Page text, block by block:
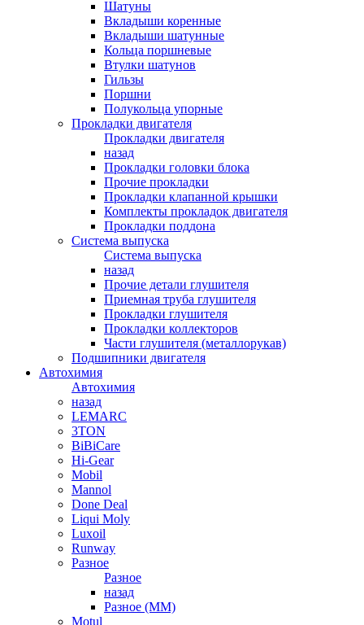
Шатуны
Вкладыши коренные
Вкладыши шатунные
Кольца поршневые
Втулки шатунов
Гильзы
Поршни
Полукольца упорные
Прокладки двигателя
Прокладки двигателя
назад
Прокладки головки блока
Прочие прокладки
Прокладки клапанной крышки
Комплекты прокладок двигателя
Прокладки поддона
Система выпуска
Система выпуска
назад
Прочие детали глушителя
Приемная труба глушителя
Прокладки глушителя
Прокладки коллекторов
Части глушителя (металлорукав)
Подшипники двигателя
Автохимия
Автохимия
назад
LEMARC
3TON
BiBiCare
Hi-Gear
Mobil
Mannol
Done Deal
Liqui Moly
Luxoil
Runway
Разное
Разное
назад
Разное (ММ)
Motul